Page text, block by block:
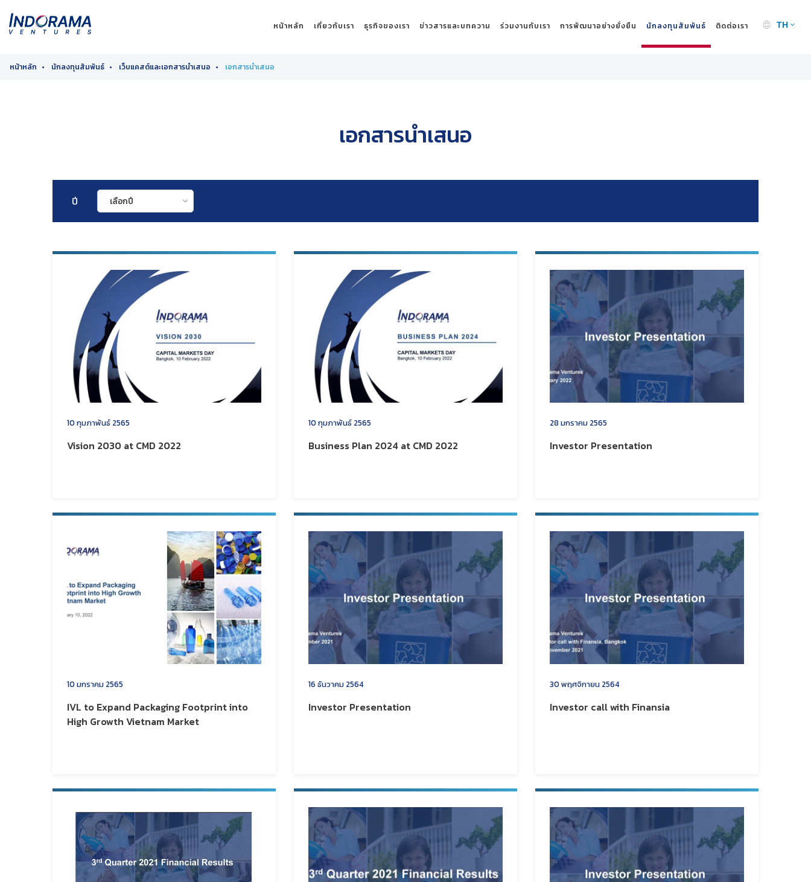
TH
หน้าหลัก เกี่ยวกับเรา ธุรกิจของเรา ข่าวสารและบทความ ร่วมงานกับเรา การพัฒนาอย่างยั่งยืน นักลงทุนสัมพันธ์ ติดต่อเรา
หน้าหลัก นักลงทุนสัมพันธ์ เว็บแคสต์และเอกสารนำเสนอ เอกสารนำเสนอ
เอกสารนำเสนอ
ปี เลือกปี
10 กุมภาพันธ์ 2565
Vision 2030 at CMD 2022
10 กุมภาพันธ์ 2565
Business Plan 2024 at CMD 2022
28 มกราคม 2565
Investor Presentation
10 มกราคม 2565
IVL to Expand Packaging Footprint into
High Growth Vietnam Market
16 ธันวาคม 2564
Investor Presentation
30 พฤศจิกายน 2564
Investor call with Finansia